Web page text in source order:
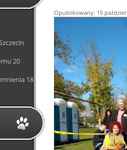
20
18
Opublikowany: 15